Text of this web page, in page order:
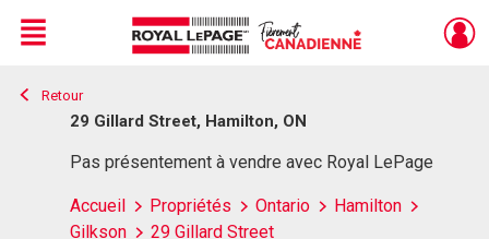
Live
En Direct
Menu
Retour
29 Gillard Street, Hamilton, ON
Pas présentement à vendre avec Royal LePage
Accueil Propriétés Ontario
Hamilton
Gilkson
29 Gillard Street